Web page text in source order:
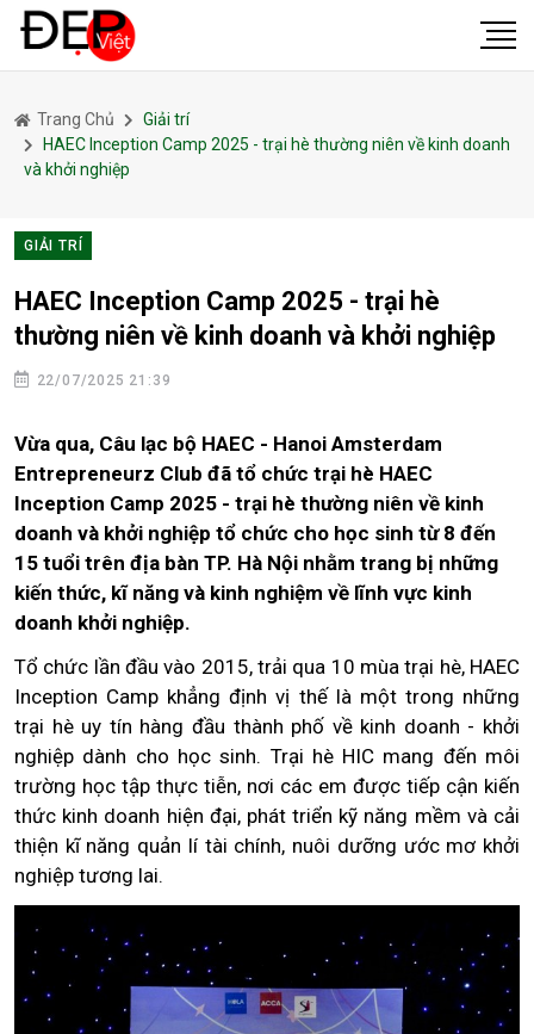
Trang Chủ
Giải trí
HAEC Inception Camp 2025 - trại hè thường niên về kinh doanh
và khởi nghiệp
GIẢI TRÍ
HAEC Inception Camp 2025 - trại hè
thường niên về kinh doanh và khởi nghiệp
22/07/2025 21:39
Vừa qua, Câu lạc bộ HAEC - Hanoi Amsterdam
Entrepreneurz Club đã tổ chức trại hè HAEC
Inception Camp 2025 - trại hè thường niên về kinh
doanh và khởi nghiệp tổ chức cho học sinh từ 8 đến
15 tuổi trên địa bàn TP. Hà Nội nhằm trang bị những
kiến thức, kĩ năng và kinh nghiệm về lĩnh vực kinh
doanh khởi nghiệp.
Tổ chức lần đầu vào 2015, trải qua 10 mùa trại hè, HAEC
Inception Camp khẳng định vị thế là một trong những
trại hè uy tín hàng đầu thành phố về kinh doanh - khởi
nghiệp dành cho học sinh. Trại hè HIC mang đến môi
trường học tập thực tiễn, nơi các em được tiếp cận kiến
thức kinh doanh hiện đại, phát triển kỹ năng mềm và cải
thiện kĩ năng quản lí tài chính, nuôi dưỡng ước mơ khởi
nghiệp tương lai.